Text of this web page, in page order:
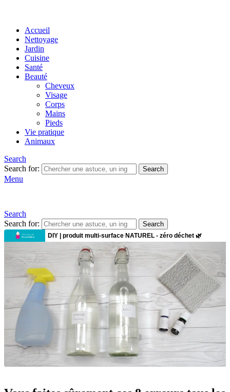
Accueil
Nettoyage
Jardin
Cuisine
Santé
Beauté
Cheveux
Visage
Corps
Mains
Pieds
Vie pratique
Animaux
Search
Search for:
Search
Menu
Search
Search for:
Search